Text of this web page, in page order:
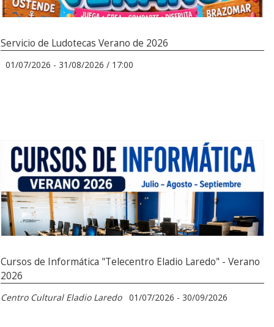
Servicio de Ludotecas Verano de 2026
01/07/2026 - 31/08/2026 / 17:00
Cursos de Informática "Telecentro Eladio Laredo" - Verano
2026
Centro Cultural Eladio Laredo 01/07/2026 - 30/09/2026